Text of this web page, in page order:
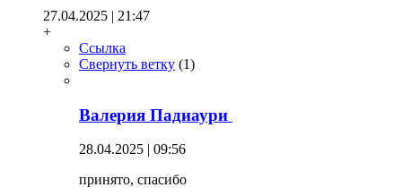
27.04.2025 | 21:47
+
Ссылка
Свернуть ветку (1)
Валерия Падиаури
28.04.2025 | 09:56
принято, спасибо